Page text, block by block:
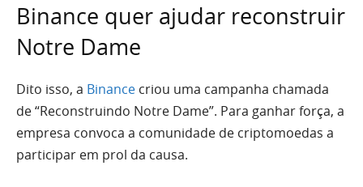
Binance quer ajudar reconstruir
Notre Dame
Dito isso, a Binance criou uma campanha chamada
de “Reconstruindo Notre Dame”. Para ganhar força, a
empresa convoca a comunidade de criptomoedas a
participar em prol da causa.